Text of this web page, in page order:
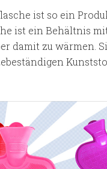
ist so ein
ist ein Behältnis
damit zu wärmen.